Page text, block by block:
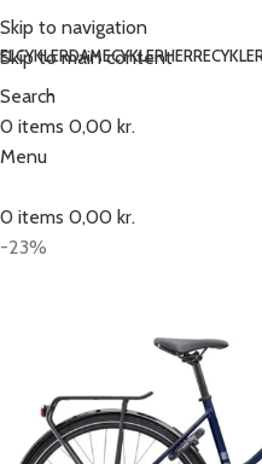
Skip to navigation
Skip to main content
ELCYKLERDAMECYKLERHERRECYKLER
Search
0 items 0,00 kr.
Menu
0 items 0,00 kr.
-23%